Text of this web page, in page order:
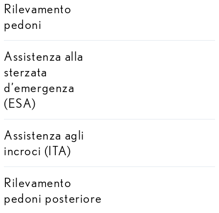
Rilevamento
pedoni
Assistenza alla
sterzata
d’emergenza
(ESA)
Assistenza agli
incroci (ITA)
Rilevamento
pedoni posteriore